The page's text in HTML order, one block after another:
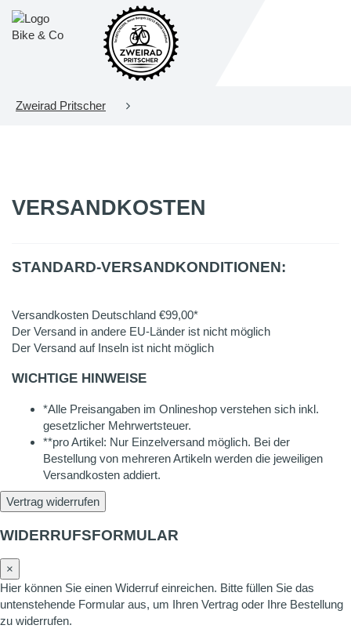
Zweirad Pritscher
VERSANDKOSTEN
STANDARD-VERSANDKONDITIONEN:
Versandkosten Deutschland €99,00*
Der Versand in andere EU-Länder ist nicht möglich
Der Versand auf Inseln ist nicht möglich
WICHTIGE HINWEISE
*Alle Preisangaben im Onlineshop verstehen sich inkl.
gesetzlicher Mehrwertsteuer.
**pro Artikel: Nur Einzelversand möglich. Bei der
Bestellung von mehreren Artikeln werden die jeweiligen
Versandkosten addiert.
Vertrag widerrufen
WIDERRUFSFORMULAR
×
Hier können Sie einen Widerruf einreichen. Bitte füllen Sie das
untenstehende Formular aus, um Ihren Vertrag oder Ihre Bestellung
zu widerrufen.